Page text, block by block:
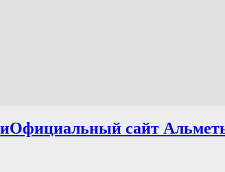
Официальный сайт